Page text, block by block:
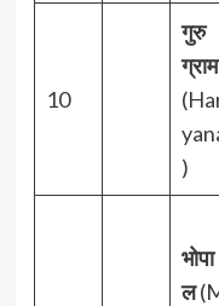
10
गुरु
ग्राम
)
भोपा
ल